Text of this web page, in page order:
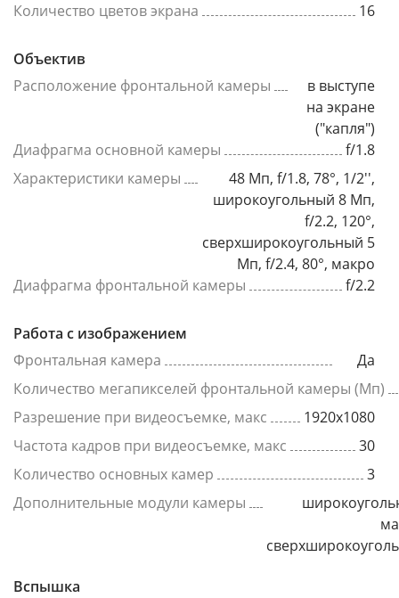
Количество цветов экрана
16
Объектив
Расположение фронтальной камеры
в выступе
на экране
("капля")
Диафрагма основной камеры
f/1.8
Характеристики камеры
48 Мп, f/1.8, 78°, 1/2'',
широкоугольный 8 Мп,
f/2.2, 120°,
сверхширокоугольный 5
Мп, f/2.4, 80°, макро
Диафрагма фронтальной камеры
f/2.2
Работа с изображением
Фронтальная камера
Да
Количество мегапикселей фронтальной камеры (Мп)
Разрешение при видеосъемке, макс
1920x1080
Частота кадров при видеосъемке, макс
30
Количество основных камер
3
Дополнительные модули камеры
Вспышка